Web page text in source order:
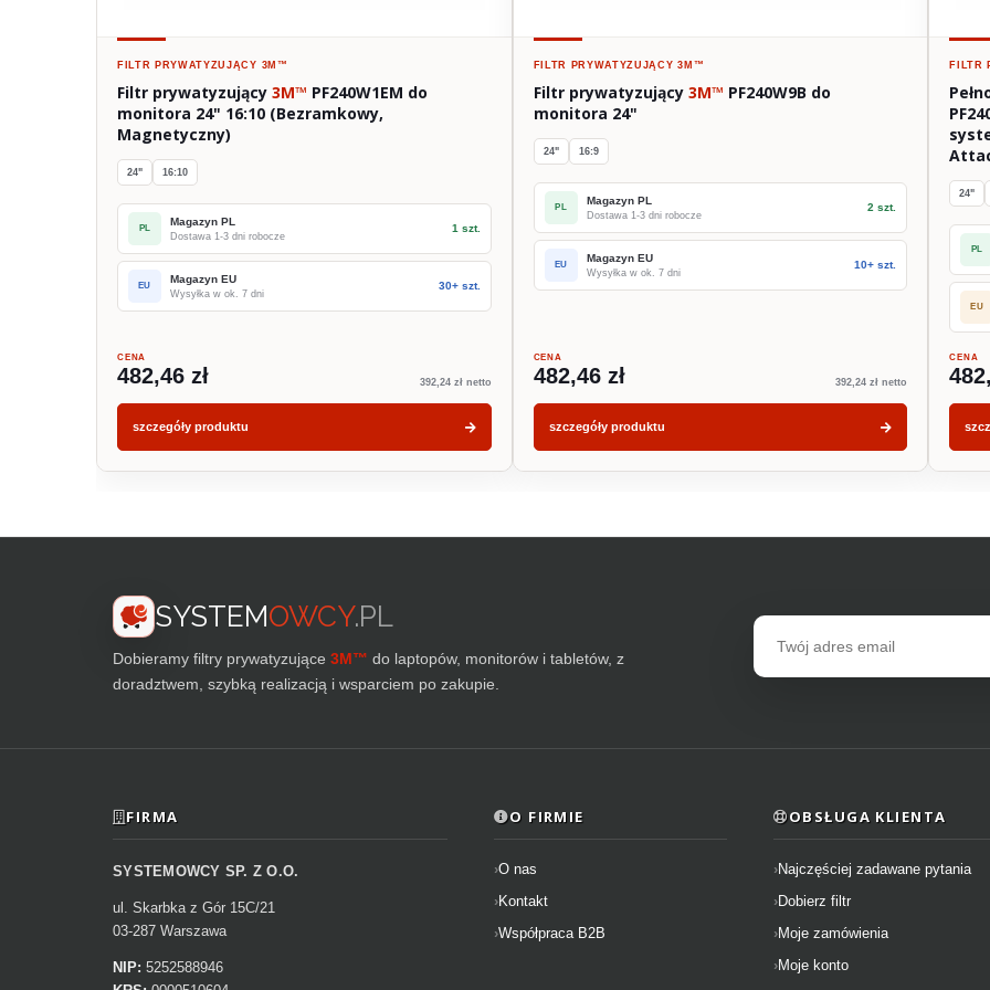
FILTR PRYWATYZUJĄCY 3M™
Filtr prywatyzujący 3M™ PF240W1EM do
monitora 24" 16:10 (Bezramkowy,
Magnetyczny)
24" 16:10
PL
Magazyn PL
Dostawa 1-3 dni robocze
1 szt.
EU
Magazyn EU
Wysyłka w ok. 7 dni
30+ szt.
CENA
482,46 zł 392,24 zł netto
szczegóły produktu
FILTR PRYWATYZUJĄCY3M™
Filtr prywatyzujący 3M™ PF240W9B do
monitora 24"
24" 16:9
PL
Magazyn PL
Dostawa 1-3 dni robocze
2 szt.
EU
Magazyn EU
Wysyłka w ok. 7 dni
10+ szt.
CENA
482,46 zł 392,24 zł netto
szczegóły produktu
FILTR
24"
PL
EU
CENA
SYSTEMOWCY.PL
Dobieramy filtry prywatyzujące 3M™ do laptopów, monitorów i tabletów, z
doradztwem, szybką realizacją i wsparciem po zakupie.
Adres
email
FIRMA
SYSTEMOWCY SP. Z O.O.
ul. Skarbka z Gór 15C/21
03-287 Warszawa
NIP: 5252588946
O FIRMIE
O nas
Kontakt
Współpraca B2B
OBSŁUGA KLIENTA
Najczęściej zadawane pytania
Dobierz filtr
Moje zamówienia
Moje konto